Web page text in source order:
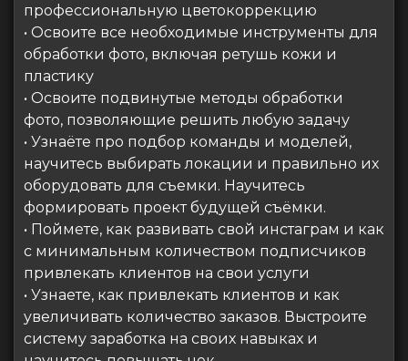
профессиональную цветокоррекцию
• Освоите все необходимые инструменты для
обработки фото, включая ретушь кожи и
пластику
• Освоите подвинутые методы обработки
фото, позволяющие решить любую задачу
• Узнаёте про подбор команды и моделей,
научитесь выбирать локации и правильно их
оборудовать для съемки. Научитесь
формировать проект будущей съёмки.
• Поймете, как развивать свой инстаграм и как
с минимальным количеством подписчиков
привлекать клиентов на свои услуги
• Узнаете, как привлекать клиентов и как
увеличивать количество заказов. Выстроите
систему заработка на своих навыках и